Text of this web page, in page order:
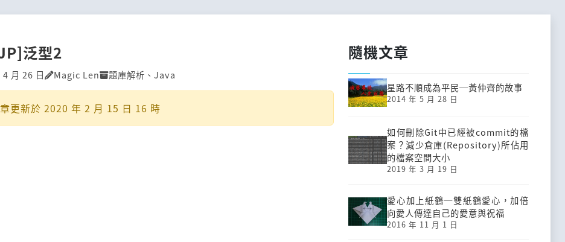
泛型2
月 26 日 Magic Len 題庫解析 、 Java
更新於 2020 年 2 月 15 日 16 時
隨機文章
星路不順成為平民─黃仲齊的故事
2014 年 5 月 28 日
如何刪除Git中已經被commit的檔
案？減少倉庫(Repository)所佔用
的檔案空間大小
2019 年 3 月 19 日
愛心加上紙鶴─雙紙鶴愛心，加倍
向愛人傳達自己的愛意與祝福
2016 年 11 月 1 日